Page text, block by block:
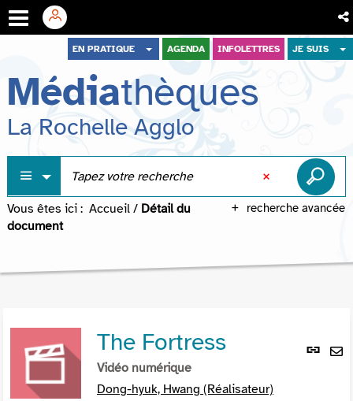
menu
contenu
recherche
EN PRATIQUE AGENDA INFOLETTRES JE SUIS
Médiathèques
La Rochelle Agglo
recherche avancée
Vous êtes ici : Accueil / Détail du
document
Lien
The Fortress
Vidéo numérique
Dong-hyuk, Hwang (Réalisateur)